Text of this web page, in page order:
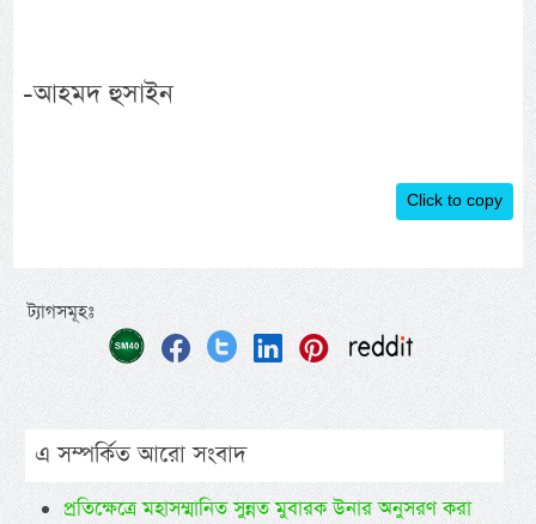
-আহমদ হুসাইন
Click to copy
ট্যাগসমূহঃ
এ সম্পর্কিত আরো সংবাদ
প্রতিক্ষেত্রে মহাসম্মানিত সুন্নত মুবারক উনার অনুসরণ করা